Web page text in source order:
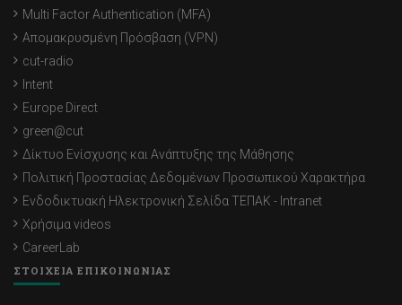
Multi Factor Authentication (MFA)
Απομακρυσμένη Πρόσβαση (VPN)
cut-radio
Intent
Europe Direct
green@cut
Δίκτυο Ενίσχυσης και Ανάπτυξης της Μάθησης
Πολιτική Προστασίας Δεδομένων Προσωπικού Χαρακτήρα
Ενδοδικτυακή Ηλεκτρονική Σελίδα ΤΕΠΑΚ - Intranet
Χρήσιμα videos
CareerLab
ΣΤΟΙΧΕΙΑ ΕΠΙΚΟΙΝΩΝΙΑΣ